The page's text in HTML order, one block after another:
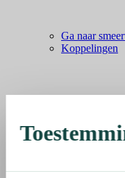
Ga naar
Koppelingen